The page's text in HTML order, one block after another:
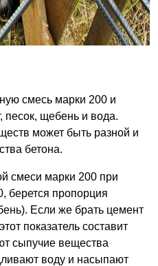
смесь марки 200 и
щебень и вода.
может быть разной и
бетона.
смеси марки 200 при
берется пропорция
Если же брать цемент
показатель составит
сыпучие вещества
воду и насыпают